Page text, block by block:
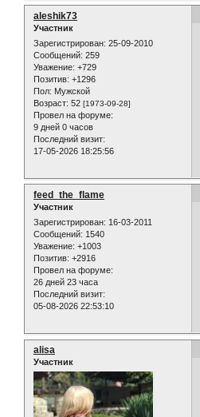
aleshik73
Участник
Зарегистрирован: 25-09-2010
Сообщений: 259
Уважение: +729
Позитив: +1296
Пол: Мужской
Возраст: 52 [1973-09-28]
Провел на форуме:
9 дней 0 часов
Последний визит:
17-05-2026 18:25:56
feed_the_flame
Участник
Зарегистрирован: 16-03-2011
Сообщений: 1540
Уважение: +1003
Позитив: +2916
Провел на форуме:
26 дней 23 часа
Последний визит:
05-08-2026 22:53:10
alisa
Участник